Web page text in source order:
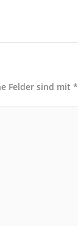
Felder sind mit *